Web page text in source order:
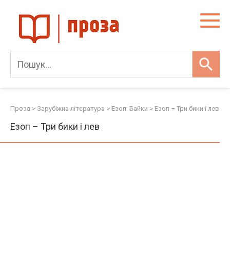
content
Проза > Зарубіжна література > Езоп: Байки > Езоп – Три бики і лев
Езоп – Три бики і лев